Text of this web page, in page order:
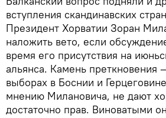
вступления скандинавских
Президент Хорватии Зоран
наложить вето, если
время его присутствия на
альянса. Камень преткновения
выборах в Боснии и
мнению Милановича, не дают
достаточно прав. Виноватыми